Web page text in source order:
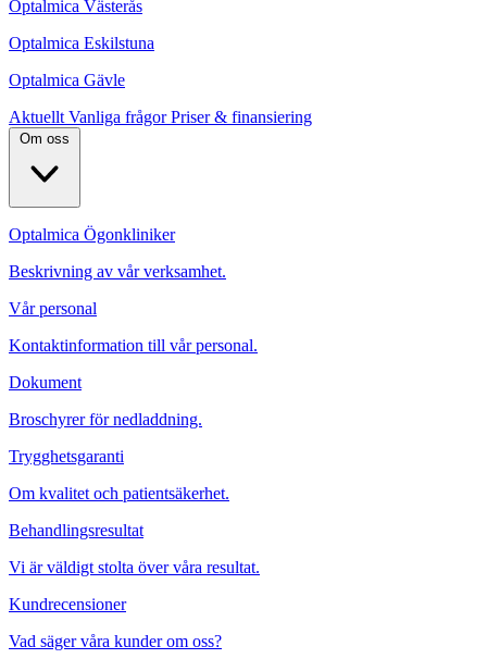
Optalmica Västerås
Optalmica Eskilstuna
Optalmica Gävle
Aktuellt Vanliga frågorPriser & finansiering
Om oss
Optalmica Ögonkliniker
Beskrivning av vår verksamhet.
Vår personal
Kontaktinformation till vår personal.
Dokument
Broschyrer för nedladdning.
Trygghetsgaranti
Om kvalitet och patientsäkerhet.
Behandlingsresultat
Vi är väldigt stolta över våra resultat.
Kundrecensioner
Vad säger våra kunder om oss?